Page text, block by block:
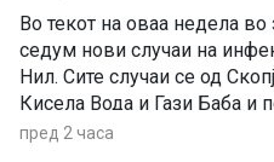
Во текот на оваа недела во
седум нови случаи на
Нил. Сите случаи се од
Кисела Вода и Гази Баба и
Аеродром. Новозаболените
пред 2 часа